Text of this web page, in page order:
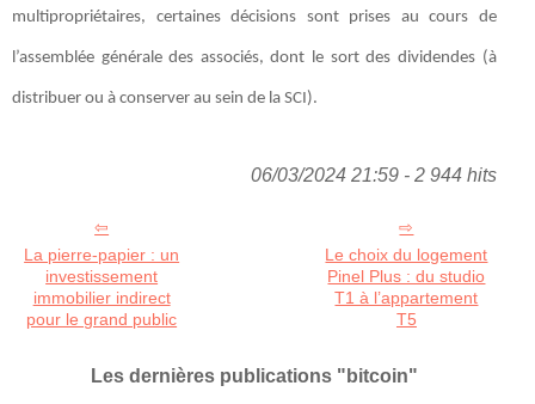
multipropriétaires, certaines décisions sont prises au cours de
l’assemblée générale des associés, dont le sort des dividendes (à
distribuer ou à conserver au sein de la SCI).
06/03/2024 21:59 - 2 944 hits
La pierre-papier : un
investissement
immobilier indirect
pour le grand public
Le choix du logement
Pinel Plus : du studio
T1 à l’appartement
T5
Les dernières publications "bitcoin"